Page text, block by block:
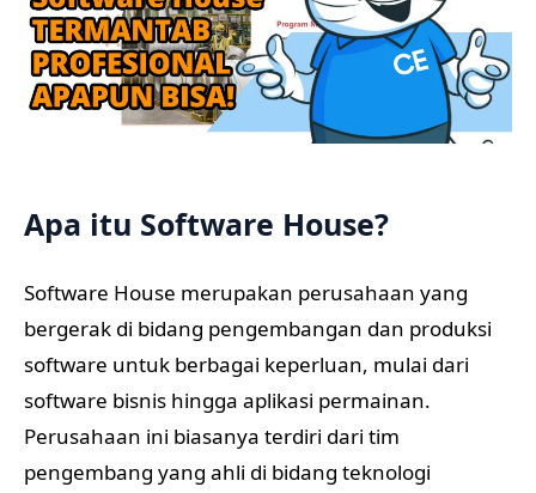
Apa itu Software House?
Software House merupakan perusahaan yang
bergerak di bidang pengembangan dan produksi
software untuk berbagai keperluan, mulai dari
software bisnis hingga aplikasi permainan.
Perusahaan ini biasanya terdiri dari tim
pengembang yang ahli di bidang teknologi